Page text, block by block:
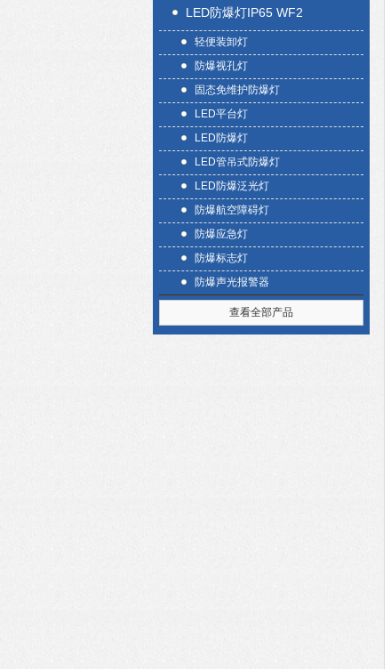
LED防爆灯IP65 WF2
轻便装卸灯
防爆视孔灯
固态免维护防爆灯
LED平台灯
LED防爆灯
LED管吊式防爆灯
LED防爆泛光灯
防爆航空障碍灯
防爆应急灯
防爆标志灯
防爆声光报警器
查看全部产品